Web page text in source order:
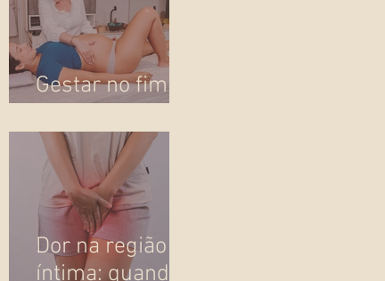
Gestar no fim
Dor na região
íntima: quando